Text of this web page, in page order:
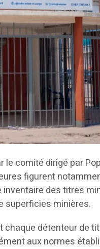
le comité dirigé par
figurent
des titres
superficies minières.
détenteur de
aux normes